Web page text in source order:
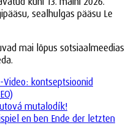
sealhulgas pääsu Le
mai lõpus sotsiaalmeedias
Video: kontseptsioonid
mutalodík!
en ben Ende der letzten